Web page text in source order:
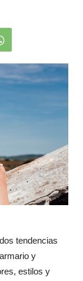
tendencias
y
estilos y